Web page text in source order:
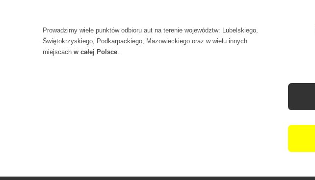
Prowadzimy wiele punktów odbioru aut na terenie województw: Lubelskiego,
Świętokrzyskiego, Podkarpackiego, Mazowieckiego oraz w wielu innych
miejscach w całej Polsce.